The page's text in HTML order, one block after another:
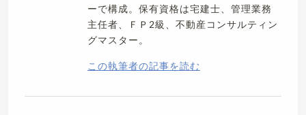
ーで構成。保有資格は宅建士、管理業務
主任者、ＦＰ2級、不動産コンサルティン
グマスター。
この執筆者の記事を読む